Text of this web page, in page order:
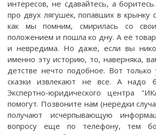
интересов, не сдавайтесь, а
про двух лягушек, попавших в крынку
как мы помним, смирилась со
положением и пошла ко дну. А её
и невредима. Но даже, если вы
именно эту историю, то, наверняка,
детстве нечто подобное. Вот только
сказки извлекают не все. А надо
Экспертно-юридического центра
помогут. Позвоните нам (нередки
получают исчерпывающую
вопросу еще по телефону, тем